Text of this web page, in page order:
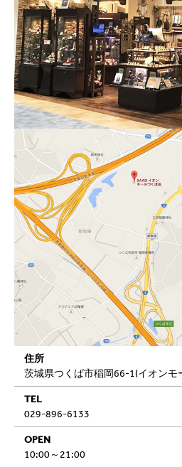
住所
茨城県つくば市稲岡66-1(イオンモ
TEL
029-896-6133
OPEN
10:00～21:00